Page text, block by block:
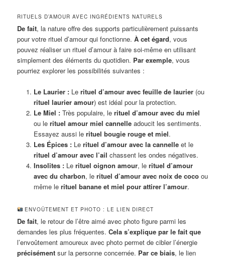
RITUELS D’AMOUR AVEC INGRÉDIENTS NATURELS
De fait, la nature offre des supports particulièrement puissants
pour votre rituel d’amour qui fonctionne.À cet égard, vous
pouvez réaliser un rituel d’amour à faire soi-même en utilisant
simplement des éléments du quotidien. Par exemple, vous
pourriez explorer les possibilités suivantes :
Le Laurier :Le rituel d’amour avec feuille de laurier(ou
rituel laurier amour) est idéal pour la protection.
Le Miel :Très populaire, le rituel d’amour avec du miel
ou le rituel amour miel cannelleadoucit les sentiments.
Essayez aussi le rituel bougie rouge et miel.
Les Épices :Le rituel d’amour avec la cannelleet le
rituel d’amour avec l’ail chassent les ondes négatives.
Insolites :Le rituel oignon amour, le rituel d’amour
avec du charbon, le rituel d’amour avec noix de cocoou
même le rituel banane et miel pour attirer l’amour.
ENVOÛTEMENT ET PHOTO : LE LIEN DIRECT
De fait, le retour de l’être aimé avec photo figure parmi les
demandes les plus fréquentes.Cela s’explique par le fait que
l’envoûtement amoureux avec photo permet de cibler l’énergie
précisément sur la personne concernée. Par ce biais, le lien